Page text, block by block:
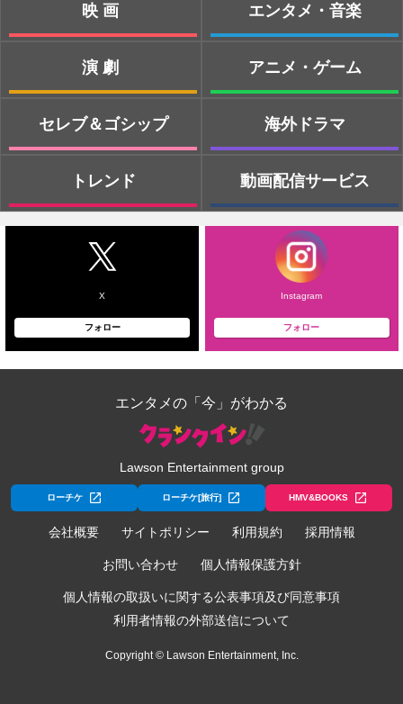
映画
演劇
セレブ＆ゴシップ
トレンド
エンタメ・音楽
アニメ・ゲーム
海外ドラマ
動画配信サービス
X
フォロー
Instagram
フォロー
エンタメの「今」がわかる
Lawson Entertainment group
ローチケ ローチケ[旅行] HMV&BOOKS
会社概要 サイトポリシー 利用規約 採用情報
お問い合わせ 個人情報保護方針
個人情報の取扱いに関する公表事項及び同意事項
利用者情報の外部送信について
Copyright © Lawson Entertainment, Inc.